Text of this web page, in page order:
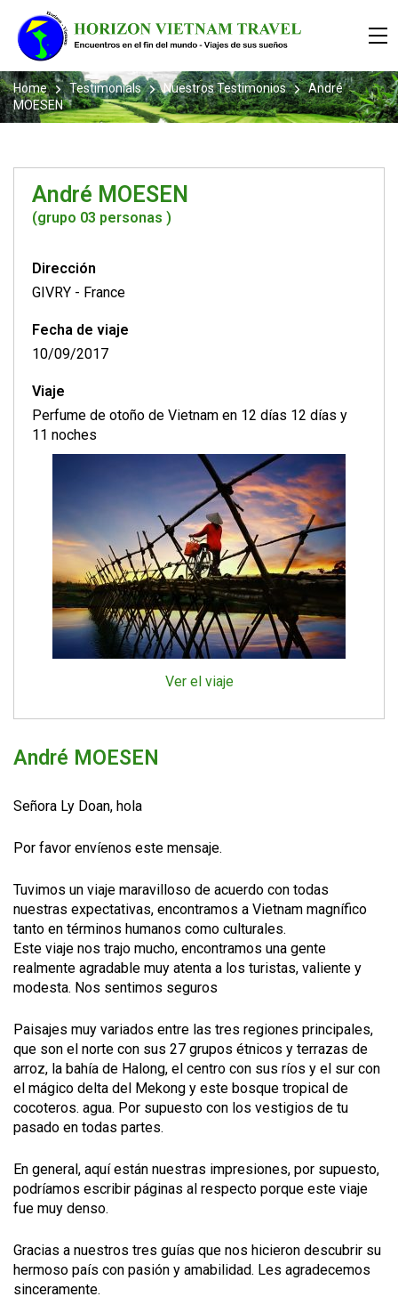
Home Testimonials Nuestros Testimonios
André
MOESEN
André MOESEN
Señora Ly Doan, hola
Por favor envíenos este mensaje.
Tuvimos un viaje maravilloso de acuerdo con todas
nuestras expectativas, encontramos a Vietnam magnífico
tanto en términos humanos como culturales.
Este viaje nos trajo mucho, encontramos una gente
realmente agradable muy atenta a los turistas, valiente y
modesta. Nos sentimos seguros
Paisajes muy variados entre las tres regiones principales,
que son el norte con sus 27 grupos étnicos y terrazas de
arroz, la bahía de Halong, el centro con sus ríos y el sur con
el mágico delta del Mekong y este bosque tropical de
cocoteros. agua. Por supuesto con los vestigios de tu
pasado en todas partes.
En general, aquí están nuestras impresiones, por supuesto,
podríamos escribir páginas al respecto porque este viaje
fue muy denso.
Gracias a nuestros tres guías que nos hicieron descubrir su
hermoso país con pasión y amabilidad. Les agradecemos
sinceramente.
André MOESEN
(grupo 03 personas )
Dirección
GIVRY - France
Fecha de viaje
10/09/2017
Viaje
Perfume de otoño de Vietnam en 12 días 12 días y
11 noches
Ver el viaje